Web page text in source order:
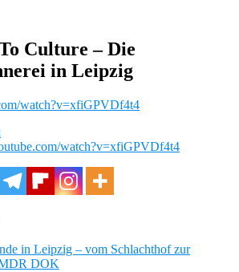
Culture – Die
in Leipzig
watch?v=xfiGPVDf4t4
watch?v=xfiGPVDf4t4
in Leipzig – vom Schlachthof zur
MDR DOK